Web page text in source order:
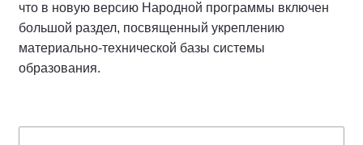
что в новую версию Народной программы включен
большой раздел, посвященный укреплению
материально-технической базы системы
образования.